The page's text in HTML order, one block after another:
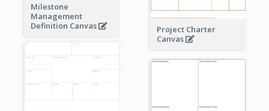
Milestone
Management
Definition Canvas
Project Charter
Canvas